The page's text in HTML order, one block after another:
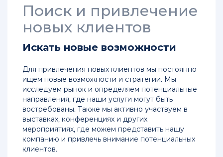
Поиск и привлечение
новых клиентов
Искать новые возможности
Для привлечения новых клиентов мы постоянно
ищем новые возможности и стратегии. Мы
исследуем рынок и определяем потенциальные
направления, где наши услуги могут быть
востребованы. Также мы активно участвуем в
выставках, конференциях и других
мероприятиях, где можем представить нашу
компанию и привлечь внимание потенциальных
клиентов.